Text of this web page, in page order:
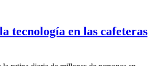
tecnología en las cafeteras